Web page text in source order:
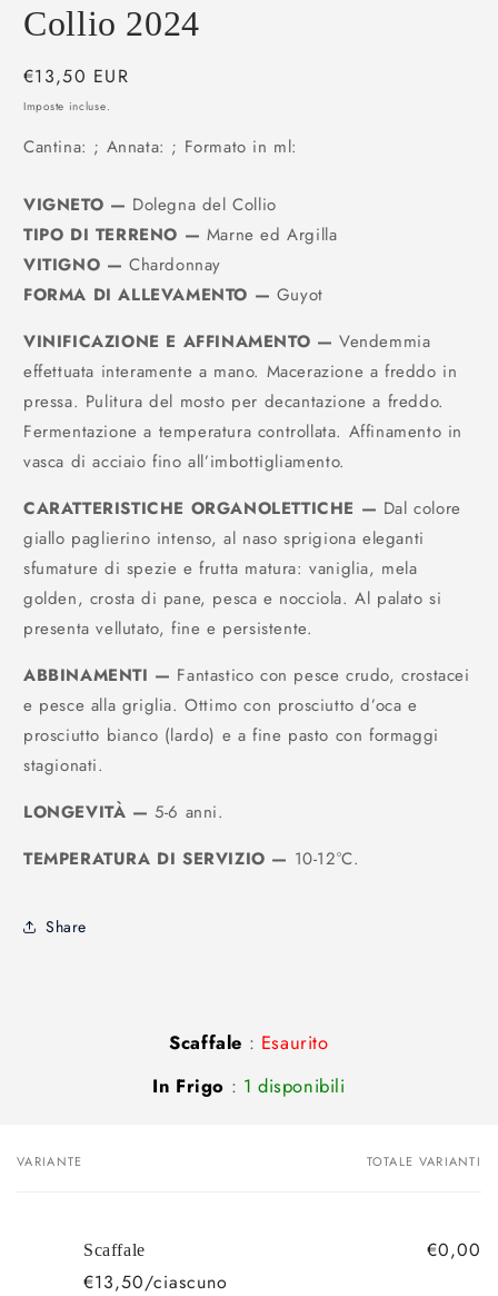
finestra
modale
Collio 2024
Prezzo
di
€13,50 EUR
Imposte incluse.
Cantina: ; Annata: ; Formato in ml:
VIGNETO — Dolegna del Collio
TIPO DI TERRENO — Marne ed Argilla
VITIGNO — Chardonnay
FORMA DI ALLEVAMENTO — Guyot
VINIFICAZIONE E AFFINAMENTO — Vendemmia
effettuata interamente a mano. Macerazione a freddo in
pressa. Pulitura del mosto per decantazione a freddo.
Fermentazione a temperatura controllata. Affinamento in
vasca di acciaio fino all’imbottigliamento.
CARATTERISTICHE ORGANOLETTICHE — Dal colore
giallo paglierino intenso, al naso sprigiona eleganti
sfumature di spezie e frutta matura: vaniglia, mela
golden, crosta di pane, pesca e nocciola. Al palato si
presenta vellutato, fine e persistente.
ABBINAMENTI — Fantastico con pesce crudo, crostacei
e pesce alla griglia. Ottimo con prosciutto d’oca e
prosciutto bianco (lardo) e a fine pasto con formaggi
stagionati.
LONGEVITÀ — 5-6 anni.
TEMPERATURA DI SERVIZIO — 10-12°C.
Share
Scaffale : Esaurito
In Frigo : 1 disponibili
Il
VARIANTE TOTALE VARIANTI
Scaffale
€13,50/ciascuno
€0,00